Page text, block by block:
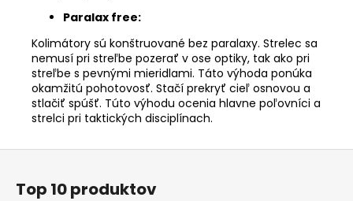
Paralax free:
Kolimátory sú konštruované bez paralaxy. Strelec sa
nemusí pri streľbe pozerať v ose optiky, tak ako pri
streľbe s pevnými mieridlami. Táto výhoda ponúka
okamžitú pohotovosť. Stačí prekryť cieľ osnovou a
stlačiť spúšť. Túto výhodu ocenia hlavne poľovníci a
strelci pri taktických disciplínach.
Z
Top 10 produktov